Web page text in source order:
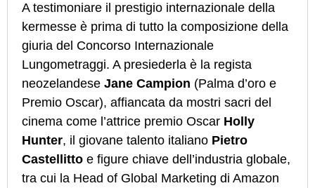
A testimoniare il prestigio internazionale della
kermesse è prima di tutto la composizione della
giuria del Concorso Internazionale
Lungometraggi. A presiederla è la regista
neozelandese Jane Campion (Palma d’oro e
Premio Oscar), affiancata da mostri sacri del
cinema come l’attrice premio Oscar Holly
Hunter, il giovane talento italiano Pietro
Castellitto e figure chiave dell’industria globale,
tra cui la Head of Global Marketing di Amazon